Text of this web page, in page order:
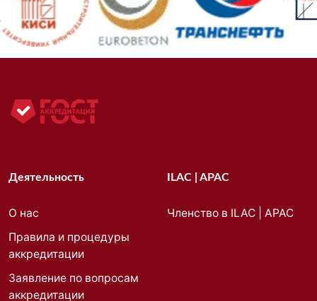
Деятельность
О нас
Правила и процедуры
аккредитации
Заявление по вопросам
аккредитации
ILAC | APAC
Членство в ILAC | APAC